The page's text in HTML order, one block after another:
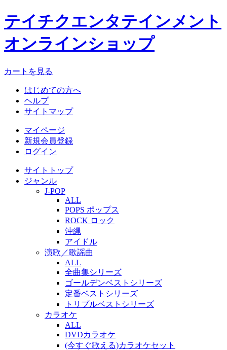
テイチクエンタテインメント
オンラインショップ
カートを見る
はじめての方へ
ヘルプ
サイトマップ
マイページ
新規会員登録
ログイン
サイトトップ
ジャンル
J-POP
ALL
POPS ポップス
ROCK ロック
沖縄
アイドル
演歌／歌謡曲
ALL
全曲集シリーズ
ゴールデンベストシリーズ
定番ベストシリーズ
トリプルベストシリーズ
カラオケ
ALL
DVDカラオケ
(今すぐ歌える)カラオケセット